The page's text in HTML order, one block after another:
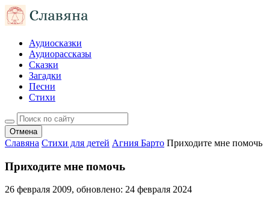
Аудиосказки
Аудиорассказы
Сказки
Загадки
Песни
Стихи
Отмена
Славяна Стихи для детей Агния Барто Приходите мне помочь
Приходите мне помочь
26 февраля 2009, обновлено: 24 февраля 2024